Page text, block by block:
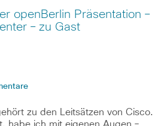
openBerlin Präsentation –
– zu Gast
zu den Leitsätzen von Cisco.
habe ich mit eigenen Augen –